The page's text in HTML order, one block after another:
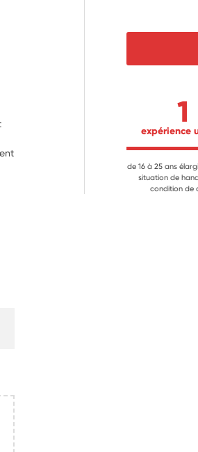
1
expérience
de 16 à 25 ans
situation de
condition de